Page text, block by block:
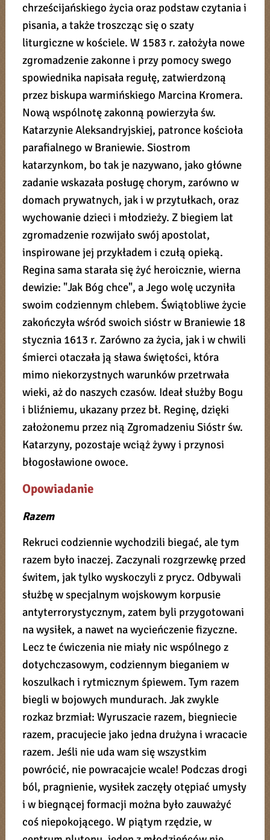
chrześcijańskiego życia oraz podstaw czytania i
pisania, a także troszcząc się o szaty
liturgiczne w kościele. W 1583 r. założyła nowe
zgromadzenie zakonne i przy pomocy swego
spowiednika napisała regułę, zatwierdzoną
przez biskupa warmińskiego Marcina Kromera.
Nową wspólnotę zakonną powierzyła św.
Katarzynie Aleksandryjskiej, patronce kościoła
parafialnego w Braniewie. Siostrom
katarzynkom, bo tak je nazywano, jako główne
zadanie wskazała posługę chorym, zarówno w
domach prywatnych, jak i w przytułkach, oraz
wychowanie dzieci i młodzieży. Z biegiem lat
zgromadzenie rozwijało swój apostolat,
inspirowane jej przykładem i czułą opieką.
Regina sama starała się żyć heroicznie, wierna
dewizie: "Jak Bóg chce", a Jego wolę uczyniła
swoim codziennym chlebem. Świątobliwe życie
zakończyła wśród swoich sióstr w Braniewie 18
stycznia 1613 r. Zarówno za życia, jak i w chwili
śmierci otaczała ją sława świętości, która
mimo niekorzystnych warunków przetrwała
wieki, aż do naszych czasów. Ideał służby Bogu
i bliźniemu, ukazany przez bł. Reginę, dzięki
założonemu przez nią Zgromadzeniu Sióstr św.
Katarzyny, pozostaje wciąż żywy i przynosi
błogosławione owoce.
Opowiadanie
Razem
Rekruci codziennie wychodzili biegać, ale tym
razem było inaczej. Zaczynali rozgrzewkę przed
świtem, jak tylko wyskoczyli z prycz. Odbywali
służbę w specjalnym wojskowym korpusie
antyterrorystycznym, zatem byli przygotowani
na wysiłek, a nawet na wycieńczenie fizyczne.
Lecz te ćwiczenia nie miały nic wspólnego z
dotychczasowym, codziennym bieganiem w
koszulkach i rytmicznym śpiewem. Tym razem
biegli w bojowych mundurach. Jak zwykle
rozkaz brzmiał: Wyruszacie razem, biegniecie
razem, pracujecie jako jedna drużyna i wracacie
razem. Jeśli nie uda wam się wszystkim
powrócić, nie powracajcie wcale! Podczas drogi
ból, pragnienie, wysiłek zaczęły otępiać umysły
i w biegnącej formacji można było zauważyć
coś niepokojącego. W piątym rzędzie, w